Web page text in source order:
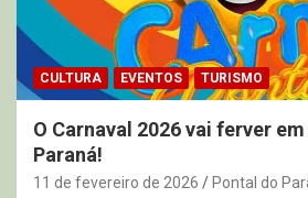
CULTURA EVENTOS TURISMO
O Carnaval 2026 vai ferver
Paraná!
11 de fevereiro de 2026 Pontal do